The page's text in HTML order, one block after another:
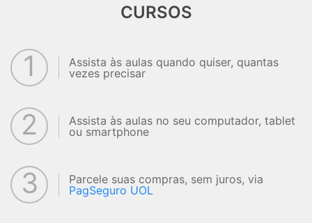
CURSOS
1
Assista às aulas quando quiser, quantas
vezes precisar
2
Assista às aulas no seu computador, tablet
ou smartphone
3
Parcele suas compras, sem juros, via
PagSeguro UOL